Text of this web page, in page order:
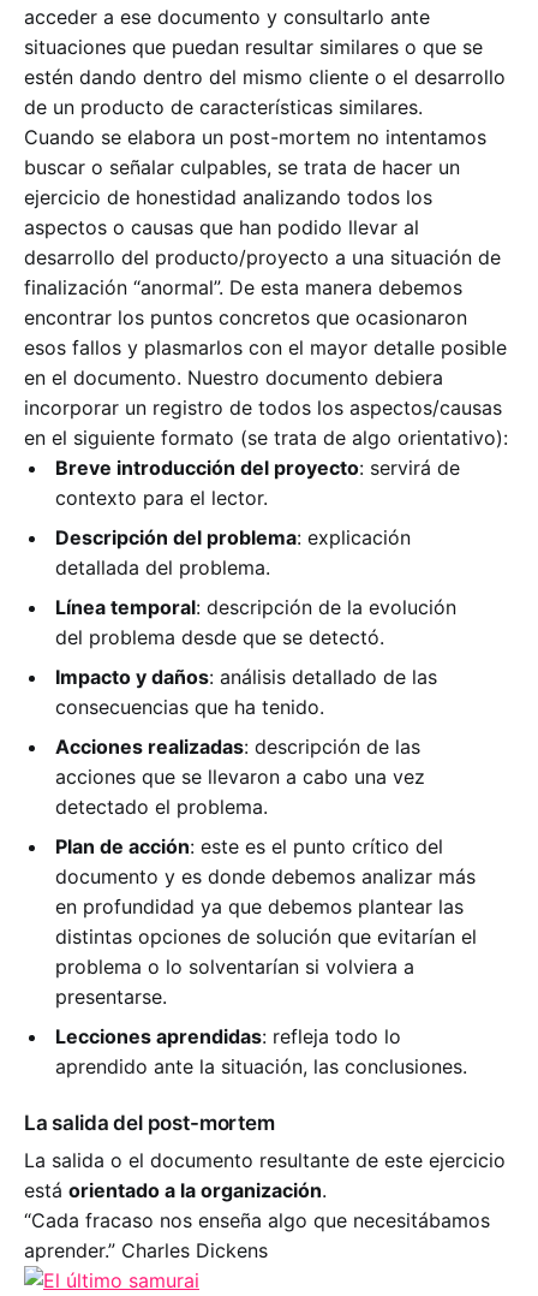
acceder a ese documento y consultarlo ante
situaciones que puedan resultar similares o que se
estén dando dentro del mismo cliente o el desarrollo
de un producto de características similares.
Cuando se elabora un post-mortem no intentamos
buscar o señalar culpables, se trata de hacer un
ejercicio de honestidad analizando todos los
aspectos o causas que han podido llevar al
desarrollo del producto/proyecto a una situación de
finalización “anormal”. De esta manera debemos
encontrar los puntos concretos que ocasionaron
esos fallos y plasmarlos con el mayor detalle posible
en el documento. Nuestro documento debiera
incorporar un registro de todos los aspectos/causas
en el siguiente formato (se trata de algo orientativo):
Breve introducción del proyecto: servirá de
contexto para el lector.
Descripción del problema: explicación
detallada del problema.
Línea temporal: descripción de la evolución
del problema desde que se detectó.
Impacto y daños: análisis detallado de las
consecuencias que ha tenido.
Acciones realizadas: descripción de las
acciones que se llevaron a cabo una vez
detectado el problema.
Plan de acción: este es el punto crítico del
documento y es donde debemos analizar más
en profundidad ya que debemos plantear las
distintas opciones de solución que evitarían el
problema o lo solventarían si volviera a
presentarse.
Lecciones aprendidas: refleja todo lo
aprendido ante la situación, las conclusiones.
La salida del post-mortem
La salida o el documento resultante de este ejercicio
está orientado a la organización.
“Cada fracaso nos enseña algo que necesitábamos
aprender.” Charles Dickens